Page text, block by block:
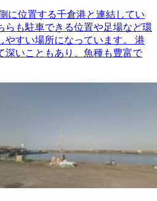
に位置する千倉港と連結してい
らも駐車できる位置や足場など環
やすい場所になっています。 港
深いこともあり、魚種も豊富で